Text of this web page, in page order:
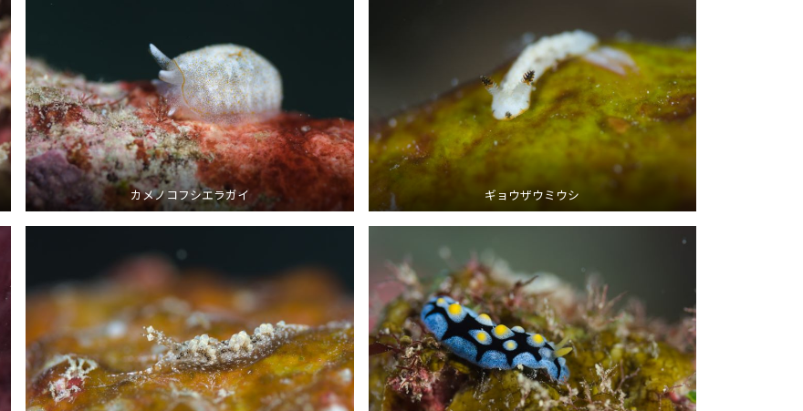
カメノコフシエラガイ ギョウザウミウシ